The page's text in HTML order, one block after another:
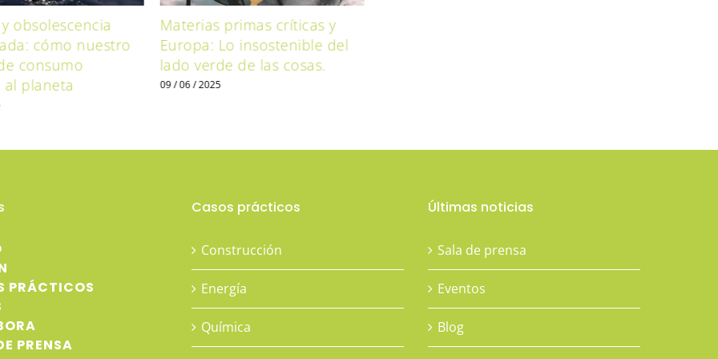
obsolescencia
cómo nuestro
consumo
planeta
Materias primas críticas y
Europa: Lo insostenible del
lado verde de las cosas.
09 / 06 / 2025
PRÁCTICOS
PRENSA
Casos prácticos
Construcción
Energía
Química
Últimas noticias
Sala de prensa
Eventos
Blog